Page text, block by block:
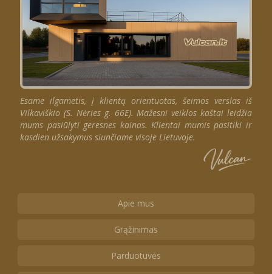
Esame ilgametis, į klientą orientuotas, šeimos verslas iš
Vilkaviškio (S. Nėries g. 66E). Mažesni veiklos kaštai leidžia
mums pasiūlyti geresnes kainas. Klientai mumis pasitiki ir
kasdien užsakymus siunčiame visoje Lietuvoje.
Apie mus
Grąžinimas
Parduotuvės